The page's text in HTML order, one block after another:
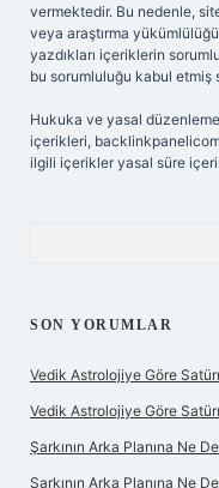
vermektedir. Bu nedenle,
veya araştırma
yazdıkları içeriklerin
bu sorumluluğu kabul etmiş
Hukuka ve yasal
içerikleri,
ilgili içerikler yasal süre
SON YORUMLAR
Vedik Astrolojiye Göre
Vedik Astrolojiye Göre
Şarkının Arka Planına Ne
Şarkının Arka Planına Ne